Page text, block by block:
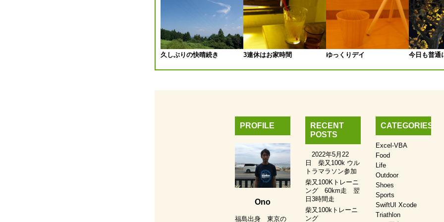
ゲ
ー
シ
久しぶりの快晴続き 3連休はお家時間 ゆっくりデイ 今日も普通
PROFILE
Ono
福島出身 東京の
RECENT
POSTS
2022年5月22
日 柴又100k ウル
トラマラソン参加
柴又100Kトレーニ
ング 60km走 翌
日3時間走
柴又100kトレーニ
ング
CATEGORIES
Excel-VBA
Food
Life
Outdoor
Shoes
Sports
SwiftUI Xcode
Triathlon